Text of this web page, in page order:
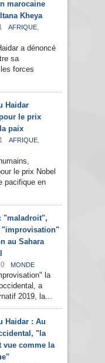
marocaine
Kheya
AFRIQUE,
a dénoncé
sa
forces
Haidar
le prix
paix
AFRIQUE,
le prix Nobel
pacifique en
"maladroit",
"improvisation"
au Sahara
MONDE
la
a
2019, la...
Haidar : Au
"la
vue comme la